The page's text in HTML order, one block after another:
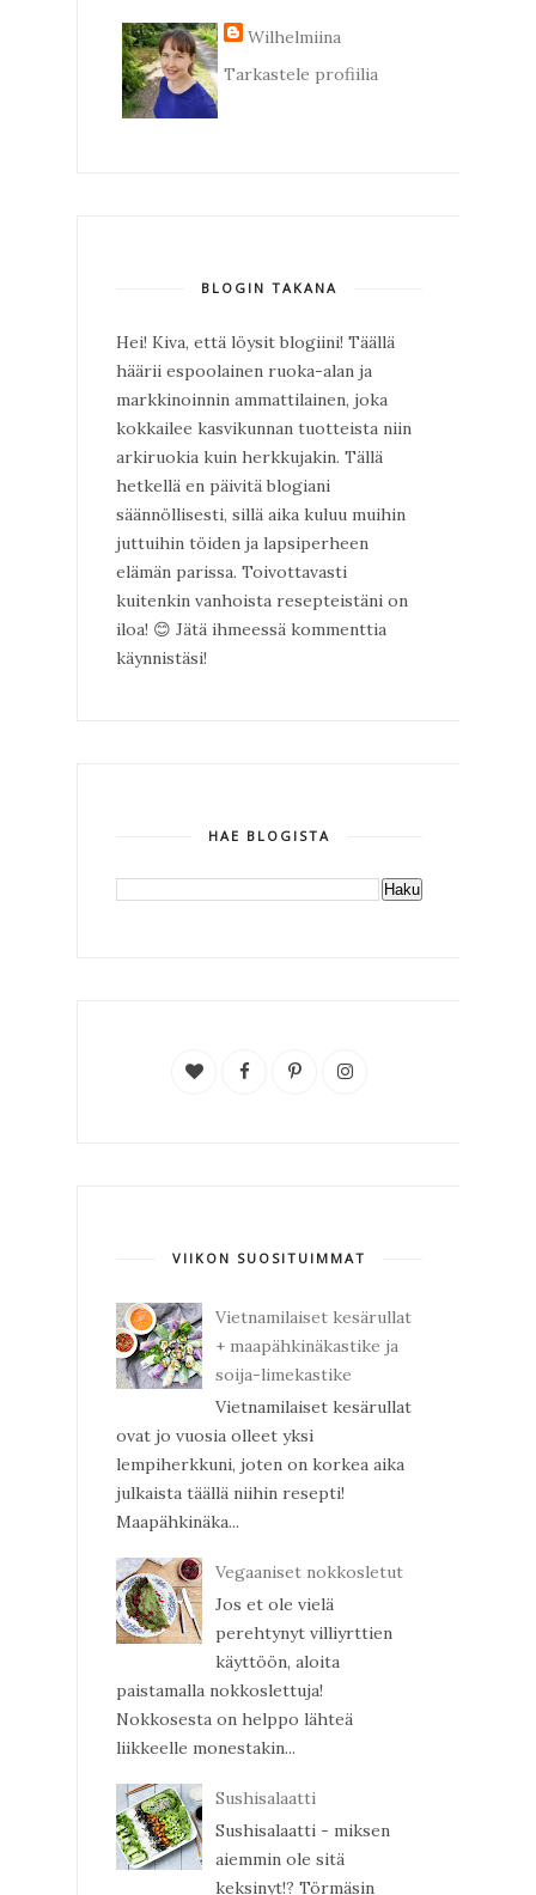
Wilhelmiina
Tarkastele profiilia
BLOGIN TAKANA
Hei! Kiva, että löysit blogiini! Täällä
häärii espoolainen ruoka-alan ja
markkinoinnin ammattilainen, joka
kokkailee kasvikunnan tuotteista niin
arkiruokia kuin herkkujakin. Tällä
hetkellä en päivitä blogiani
säännöllisesti, sillä aika kuluu muihin
juttuihin töiden ja lapsiperheen
elämän parissa. Toivottavasti
kuitenkin vanhoista resepteistäni on
iloa! 😊 Jätä ihmeessä kommenttia
käynnistäsi!
HAE BLOGISTA
VIIKON SUOSITUIMMAT
Vietnamilaiset kesärullat
+ maapähkinäkastike ja
soija-limekastike
Vietnamilaiset kesärullat
ovat jo vuosia olleet yksi
lempiherkkuni, joten on korkea aika
julkaista täällä niihin resepti!
Maapähkinäka...
Vegaaniset nokkosletut
Jos et ole vielä
perehtynyt villiyrttien
käyttöön, aloita
paistamalla nokkoslettuja!
Nokkosesta on helppo lähteä
liikkeelle monestakin...
Sushisalaatti
Sushisalaatti - miksen
aiemmin ole sitä
keksinyt!? Törmäsin